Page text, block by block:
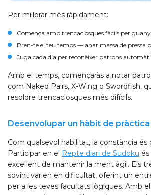
Per millorar més ràpidament:
Comença amb trencaclosques fàcils per
Pren-te el teu temps — anar massa de pressa
Juga cada dia per reconèixer patrons
Amb el temps, començaràs a notar
com Naked Pairs, X-Wing o Swordfish,
resoldre trencaclosques més difícils.
Desenvolupar un hàbit de pràctica
Com qualsevol habilitat, la constància és
Participar en el Repte diari de Sudoku és
excel·lent de mantenir la ment àgil. Els
sovint varien en dificultat, oferint un
per a les teves facultats lògiques. Amb